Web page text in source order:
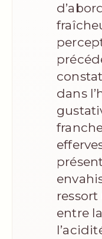
dans
entre